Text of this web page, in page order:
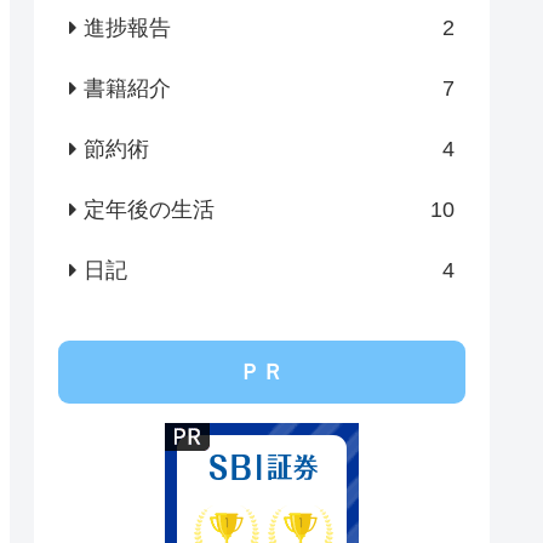
進捗報告 2
書籍紹介 7
節約術 4
定年後の生活 10
日記 4
ＰＲ